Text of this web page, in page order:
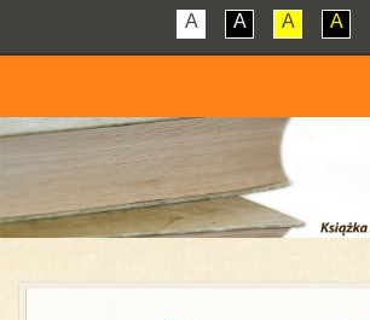
A A A A